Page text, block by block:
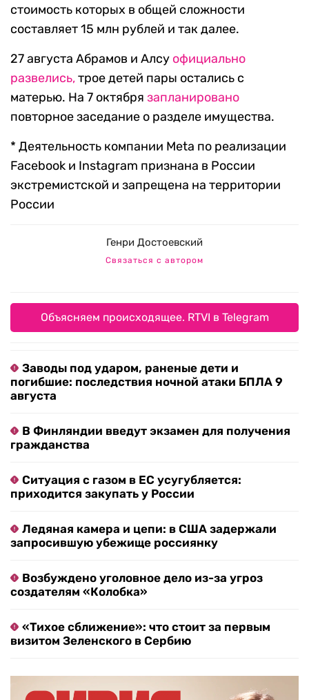
стоимость которых в общей сложности
составляет 15 млн рублей и так далее.
27 августа Абрамов и Алсу официально
развелись,трое детей пары остались с
матерью. На 7 октября запланировано
повторное заседание о разделе имущества.
* Деятельность компании Meta по реализации
Facebook и Instagram признана в России
экстремистской и запрещена на территории
России
Генри Достоевский
Связаться с автором
Объясняем происходящее. RTVI в Telegram
Заводы под ударом, раненые дети и
погибшие: последствия ночной атаки БПЛА 9
августа
В Финляндии введут экзамен для получения
гражданства
Ситуация с газом в ЕС усугубляется:
приходится закупать у России
Ледяная камера и цепи: в США задержали
запросившую убежище россиянку
Возбуждено уголовное дело из-за угроз
создателям «Колобка»
«Тихое сближение»: что стоит за первым
визитом Зеленского в Сербию